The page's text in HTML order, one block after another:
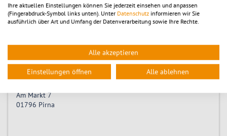
Montag 12.10.2026, 14:00
Montag 19.10.2026, 14:00
Montag 26.10.2026, 14:00
Location
Am Markt 7
01796 Pirna
Ihre aktuellen Einstellungen können Sie jederzeit einsehen und anpassen
(Fingerabdruck-Symbol links unten). Unter Datenschutz informieren wir Sie
ausführlich über Art und Umfang der Datenverarbeitung sowie Ihre Rechte.
Alle akzeptieren
Einstellungen öffnen Alle ablehnen